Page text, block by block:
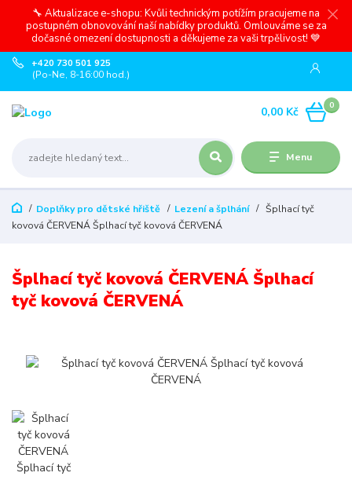
🔧 Aktualizace e-shopu: Kvůli technickým potížím pracujeme na
postupném obnovování naší nabídky produktů. Omlouváme se za
dočasné omezení dostupnosti a děkujeme za vaši trpělivost! 💙
Menu
+420 730 501 925
(Po-Ne, 8-16:00 hod.)
0
0,00 Kč
Doplňky pro dětské hřiště Lezení a šplhání
Šplhací tyč
kovová ČERVENÁ Šplhací tyč kovová ČERVENÁ
Šplhací tyč kovová ČERVENÁ Šplhací
tyč kovová ČERVENÁ